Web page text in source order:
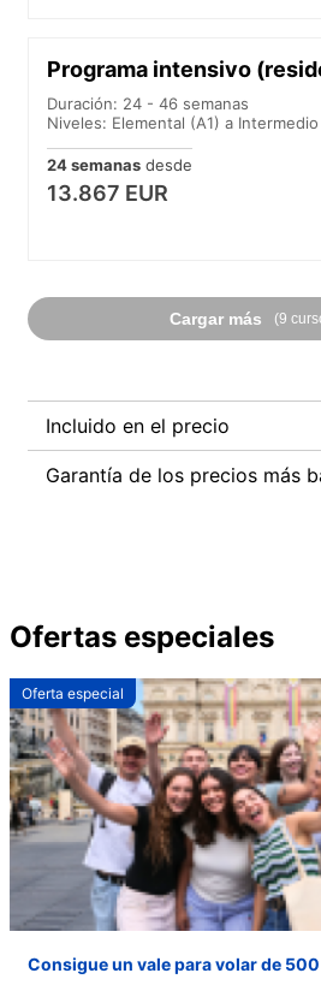
Programa intensivo
Duración: 24 - 46 semanas
Niveles: Elemental (A1) a
24 semanas desde
13.867 EUR
Cargar más (9
Incluido en el precio
Garantía de los precios más
Ofertas especiales
Oferta especial
Consigue un vale para volar de 500